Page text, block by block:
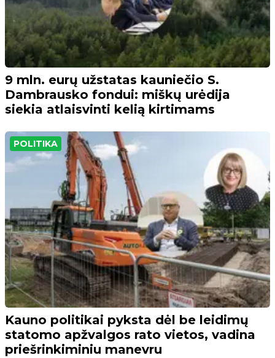
9 mln. eurų užstatas kauniečio S.
Dambrausko fondui: miškų urėdija
siekia atlaisvinti kelią kirtimams
POLITIKA
Kauno politikai pyksta dėl be leidimų
statomo apžvalgos rato vietos, vadina
priešrinkiminiu manevru